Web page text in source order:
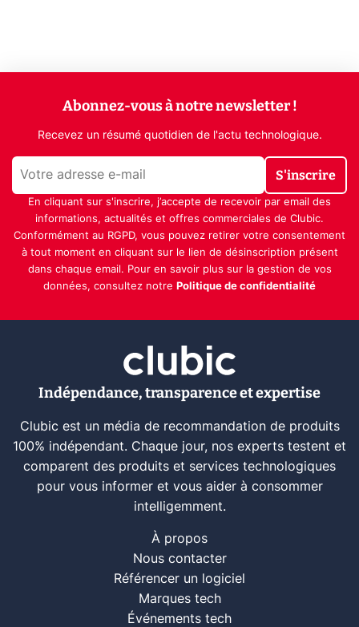
Abonnez-vous à notre newsletter !
Recevez un résumé quotidien de l'actu technologique.
S'inscrire
En cliquant sur s'inscrire, j’accepte de recevoir par email des
informations, actualités et offres commerciales de Clubic.
Conformément au RGPD, vous pouvez retirer votre consentement
à tout moment en cliquant sur le lien de désinscription présent
dans chaque email. Pour en savoir plus sur la gestion de vos
données, consultez notre Politique de confidentialité
Indépendance, transparence et expertise
Clubic est un média de recommandation de produits
100% indépendant. Chaque jour, nos experts testent et
comparent des produits et services technologiques
pour vous informer et vous aider à consommer
intelligemment.
À propos
Nous contacter
Référencer un logiciel
Marques tech
Événements tech